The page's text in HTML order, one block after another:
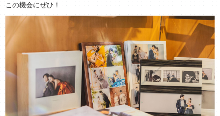
この機会にぜひ！